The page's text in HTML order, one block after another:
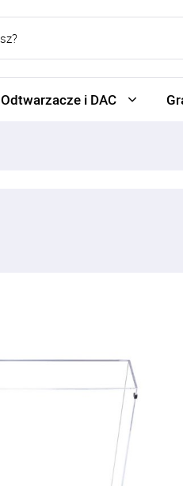
Odtwarzacze i DAC